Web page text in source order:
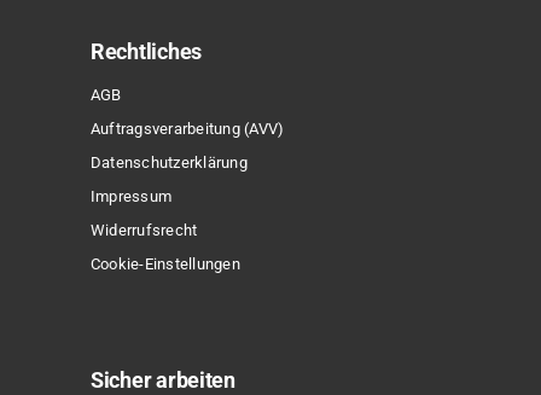
Rechtliches
AGB
Auftragsverarbeitung (AVV)
Datenschutzerklärung
Impressum
Widerrufsrecht
Cookie-Einstellungen
Sicher arbeiten